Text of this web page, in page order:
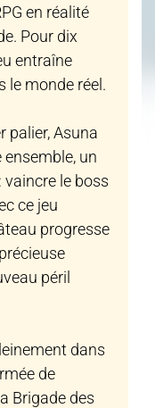
en réalité
Pour dix
entraîne
le monde réel.
palier, Asuna
un
vaincre le boss
ce jeu
progresse
péril
dans
de
Brigade des